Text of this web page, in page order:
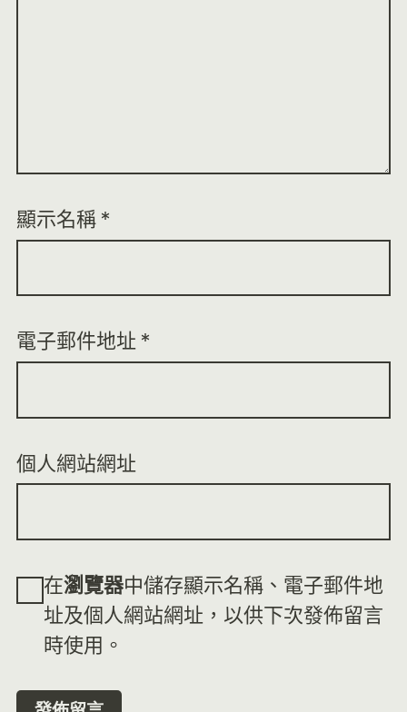
顯示名稱 *
電子郵件地址 *
個人網站網址
在瀏覽器中儲存顯示名稱、電子郵件地
址及個人網站網址，以供下次發佈留言
時使用。